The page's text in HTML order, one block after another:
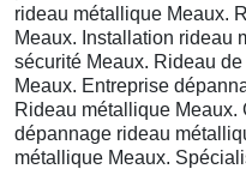
rideau métallique Meaux.
Meaux. Installation rideau
sécurité Meaux. Rideau
Meaux. Entreprise
Rideau métallique Meaux.
dépannage rideau
métallique Meaux.